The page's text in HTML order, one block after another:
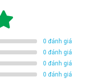
0 đánh giá
0 đánh giá
0 đánh giá
0 đánh giá